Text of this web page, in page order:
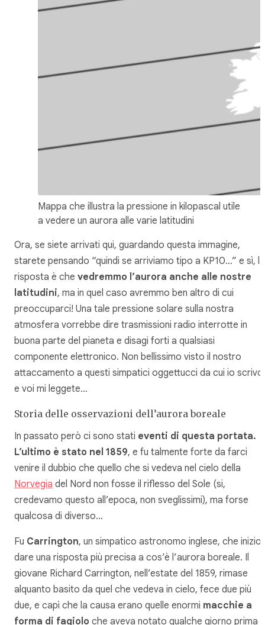
Mappa che illustra la pressione in kilopascal utile
a vedere un aurora alle varie latitudini
Ora, se siete arrivati qui, guardando questa immagine,
starete pensando “quindi se arriviamo tipo a KP10…” e sì, la
risposta è che vedremmo l’aurora anche alle nostre
latitudini, ma in quel caso avremmo ben altro di cui
preoccuparci! Una tale pressione solare sulla nostra
atmosfera vorrebbe dire trasmissioni radio interrotte in
buona parte del pianeta e disagi forti a qualsiasi
componente elettronico. Non bellissimo visto il nostro
attaccamento a questi simpatici oggettucci da cui io scrivo
e voi mi leggete…
Storia delle osservazioni dell’aurora boreale
In passato però ci sono stati eventi di questa portata.
L’ultimo è stato nel 1859, e fu talmente forte da farci
venire il dubbio che quello che si vedeva nel cielo della
Norvegia del Nord non fosse il riflesso del Sole (si,
credevamo questo all’epoca, non sveglissimi), ma forse
qualcosa di diverso…
Fu Carrington, un simpatico astronomo inglese, che inizio
dare una risposta più precisa a cos’è l’aurora boreale. Il
giovane Richard Carrington, nell’estate del 1859, rimase
alquanto basito da quel che vedeva in cielo, fece due più
due, e capì che la causa erano quelle enormi macchie a
forma di fagiolo che aveva notato qualche giorno prima